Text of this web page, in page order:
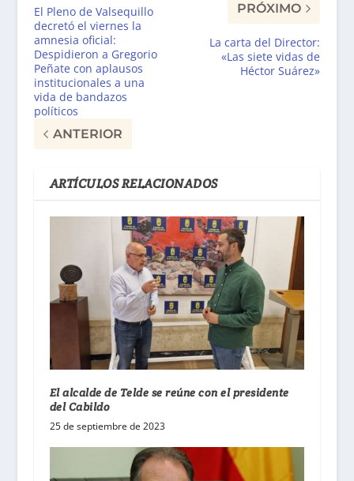
El Pleno de Valsequillo
decretó el viernes la
amnesia oficial:
Despidieron a Gregorio
Peñate con aplausos
institucionales a una
vida de bandazos
políticos
ANTERIOR
PRÓXIMO
La carta del Director:
«Las siete vidas de
Héctor Suárez»
ARTÍCULOS RELACIONADOS
El alcalde de Telde se reúne con el presidente
del Cabildo
25 de septiembre de 2023